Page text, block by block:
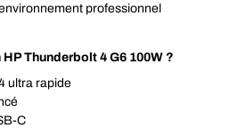
professionnel
Thunderbolt 4 G6 100W ?
ultra rapide
C